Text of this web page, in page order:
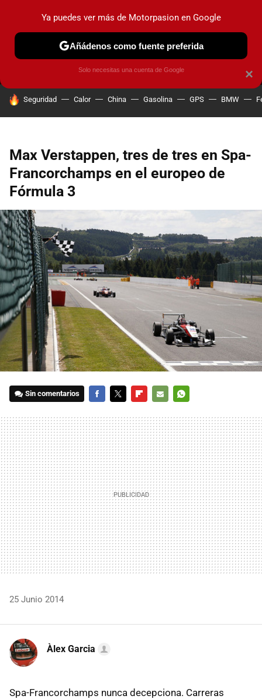
MENÚ NUEVO
COCHES ELÉCTRICOS OBSERVATORIO
HOY SE HABLA DE
Seguridad Calor China Gasolina GPS BMW
Max Verstappen, tres de tres en Spa-
Francorchamps en el europeo de
Fórmula 3
Sin comentarios
MAIL
25 Junio 2014
Àlex Garcia
Spa-Francorchamps nunca decepciona. Carreras
×
Ya puedes ver más de Motorpasion en Google
Añádenos como fuente preferida
Solo necesitas una cuenta de Google